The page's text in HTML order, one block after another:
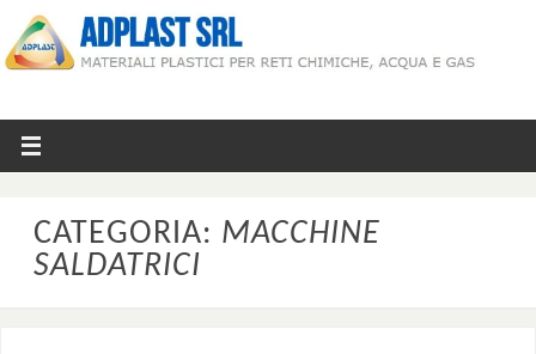
CATEGORIA: MACCHINE
SALDATRICI